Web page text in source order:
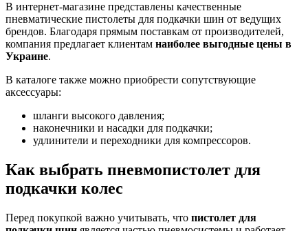
В интернет-магазине представлены качественные
пневматические пистолеты для подкачки шин от ведущих
брендов. Благодаря прямым поставкам от производителей,
компания предлагает клиентам наиболее выгодные цены в
Украине.
В каталоге также можно приобрести сопутствующие
аксессуары:
шланги высокого давления;
наконечники и насадки для подкачки;
удлинители и переходники для компрессоров.
Как выбрать пневмопистолет для
подкачки колес
Перед покупкой важно учитывать, что пистолет для